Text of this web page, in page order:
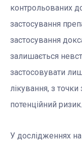
контрольованих
застосування
застосування
залишається
застосовувати
лікування, з
потенційний ризик.
У дослідженнях